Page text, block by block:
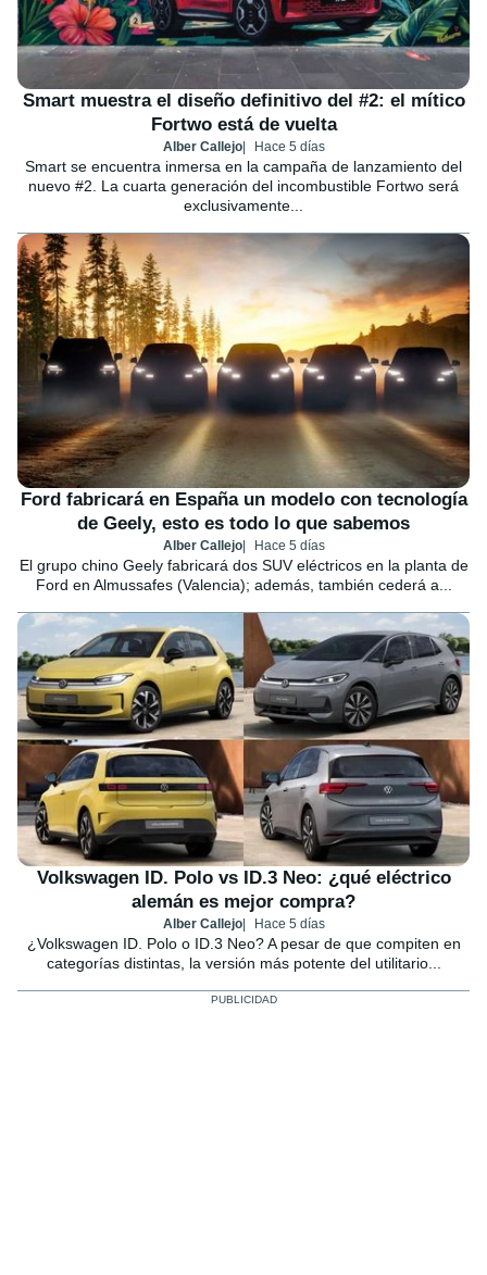
Smart muestra el diseño definitivo del #2: el mítico
Fortwo está de vuelta
Alber Callejo Hace 5 días
Smart se encuentra inmersa en la campaña de lanzamiento del
nuevo #2. La cuarta generación del incombustible Fortwo será
exclusivamente...
Ford fabricará en España un modelo con tecnología
de Geely, esto es todo lo que sabemos
Alber Callejo Hace 5 días
El grupo chino Geely fabricará dos SUV eléctricos en la planta de
Ford en Almussafes (Valencia); además, también cederá a...
Volkswagen ID. Polo vs ID.3 Neo: ¿qué eléctrico
alemán es mejor compra?
Alber Callejo Hace 5 días
¿Volkswagen ID. Polo o ID.3 Neo? A pesar de que compiten en
categorías distintas, la versión más potente del utilitario...